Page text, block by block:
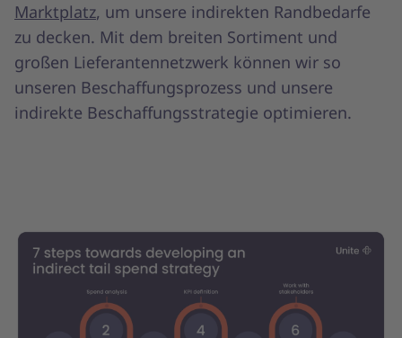
Marktplatz, um unsere indirekten Randbedarfe
zu decken. Mit dem breiten Sortiment und
großen Lieferantennetzwerk können wir so
unseren Beschaffungsprozess und unsere
indirekte Beschaffungsstrategie optimieren.